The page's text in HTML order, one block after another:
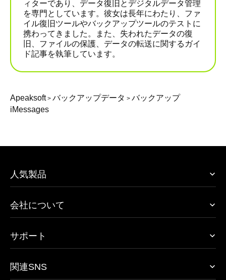
ィターであり、データ復旧とデジタルデータ管理
を専門としています。彼女は長年にわたり、ファ
イル復旧ツールやバックアップツールのテストに
携わってきました。また、失われたデータの復
旧、ファイルの保護、データの転送に関するガイ
ド記事を執筆しています。
Apeaksoft> バックアップデータ > バックアップ
iMessages
人気製品
会社について
サポート
関連SNS